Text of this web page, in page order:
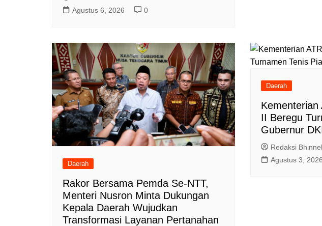
Agustus 6, 2026
0
Daerah
Rakor Bersama Pemda Se-NTT,
Menteri Nusron Minta Dukungan
Kepala Daerah Wujudkan
Transformasi Layanan Pertanahan
Daerah
Kementerian
II Beregu
Gubernur
Redaksi
Agustus 3, 2026